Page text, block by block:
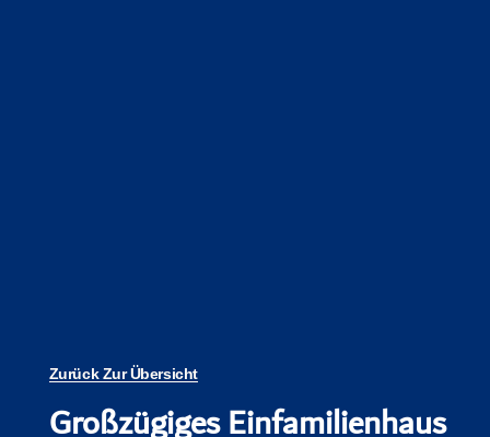
Zurück Zur Übersicht
Großzügiges Einfamilienhaus